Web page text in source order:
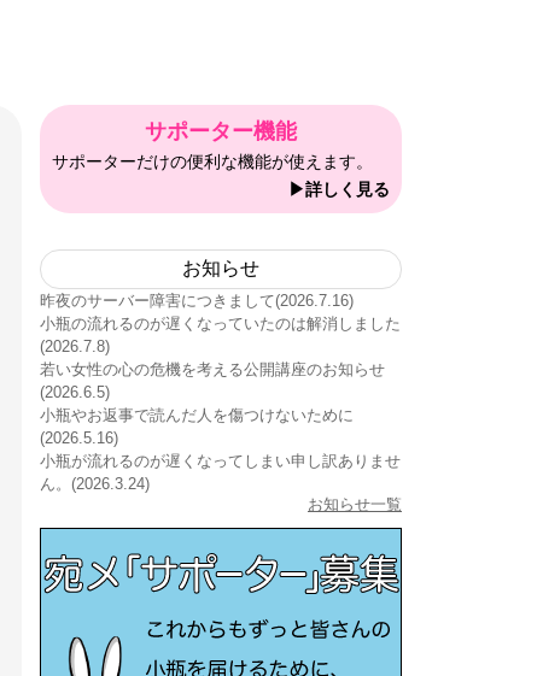
サポーター機能
サポーターだけの便利な機能が使えます。
▶詳しく見る
お知らせ
昨夜のサーバー障害につきまして(2026.7.16)
小瓶の流れるのが遅くなっていたのは解消しました
(2026.7.8)
若い女性の心の危機を考える公開講座のお知らせ
(2026.6.5)
小瓶やお返事で読んだ人を傷つけないために
(2026.5.16)
小瓶が流れるのが遅くなってしまい申し訳ありませ
ん。(2026.3.24)
お知らせ一覧